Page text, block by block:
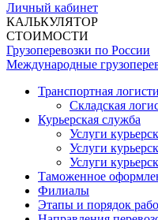
Личный кабинет
КАЛЬКУЛЯТОР
СТОИМОСТИ
Грузоперевозки по России
Международные
Транспортная
Складская
Курьерская служба
Услуги
Услуги
Услуги
Таможенное
Филиалы
Этапы и порядок